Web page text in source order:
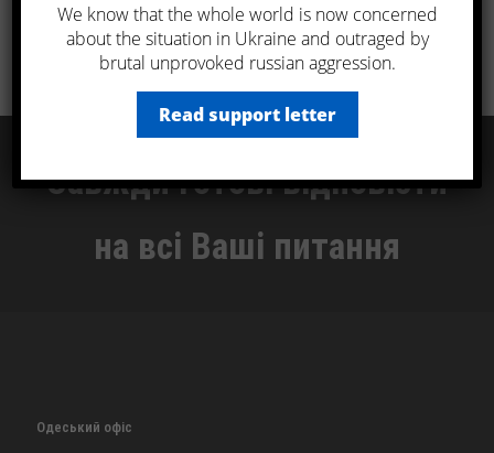
Імпорт
українських
товарів до
Молдови –
перевезення з KTL
Завжди готові відповісти
на всі Ваші питання
Одеський офіс
We know that the whole world is now concerned
about the situation in Ukraine and outraged by
brutal unprovoked russian aggression.
Read support letter